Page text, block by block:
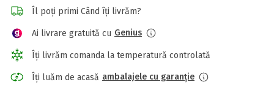
Îl poți primi Când îți livrăm?
Ai livrare gratuită cu Genius
Îți livrăm comanda la temperatură controlată
Îți luăm de acasă ambalajele cu garanție